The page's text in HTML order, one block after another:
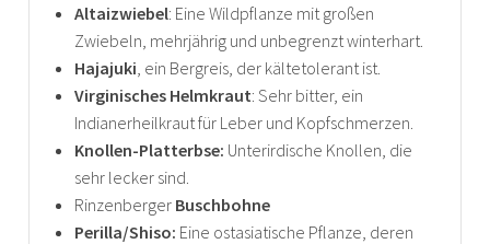
Altaizwiebel: Eine Wildpflanze mit großen
Zwiebeln, mehrjährig und unbegrenzt winterhart.
Hajajuki , ein Bergreis, der kältetolerant ist.
Virginisches Helmkraut: Sehr bitter, ein
Indianerheilkraut für Leber und Kopfschmerzen.
Knollen-Platterbse: Unterirdische Knollen, die
sehr lecker sind.
Rinzenberger Buschbohne
Perilla/Shiso: Eine ostasiatische Pflanze, deren